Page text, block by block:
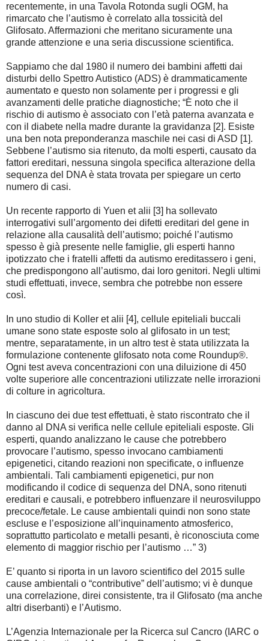
recentemente, in una Tavola Rotonda sugli OGM, ha
rimarcato che l’autismo è correlato alla tossicità del
Glifosato. Affermazioni che meritano sicuramente una
grande attenzione e una seria discussione scientifica.
Sappiamo che dal 1980 il numero dei bambini affetti dai
disturbi dello Spettro Autistico (ADS) è drammaticamente
aumentato e questo non solamente per i progressi e gli
avanzamenti delle pratiche diagnostiche; “È noto che il
rischio di autismo è associato con l’età paterna avanzata e
con il diabete nella madre durante la gravidanza [2]. Esiste
una ben nota preponderanza maschile nei casi di ASD [1].
Sebbene l’autismo sia ritenuto, da molti esperti, causato da
fattori ereditari, nessuna singola specifica alterazione della
sequenza del DNA è stata trovata per spiegare un certo
numero di casi.
Un recente rapporto di Yuen et alii [3] ha sollevato
interrogativi sull’argomento dei difetti ereditari del gene in
relazione alla causalità dell’autismo; poiché l’autismo
spesso è già presente nelle famiglie, gli esperti hanno
ipotizzato che i fratelli affetti da autismo ereditassero i geni,
che predispongono all’autismo, dai loro genitori. Negli ultimi
studi effettuati, invece, sembra che potrebbe non essere
così.
In uno studio di Koller et alii [4], cellule epiteliali buccali
umane sono state esposte solo al glifosato in un test;
mentre, separatamente, in un altro test è stata utilizzata la
formulazione contenente glifosato nota come Roundup®.
Ogni test aveva concentrazioni con una diluizione di 450
volte superiore alle concentrazioni utilizzate nelle irrorazioni
di colture in agricoltura.
In ciascuno dei due test effettuati, è stato riscontrato che il
danno al DNA si verifica nelle cellule epiteliali esposte. Gli
esperti, quando analizzano le cause che potrebbero
provocare l’autismo, spesso invocano cambiamenti
epigenetici, citando reazioni non specificate, o influenze
ambientali. Tali cambiamenti epigenetici, pur non
modificando il codice di sequenza del DNA, sono ritenuti
ereditari e causali, e potrebbero influenzare il neurosviluppo
precoce/fetale. Le cause ambientali quindi non sono state
escluse e l’esposizione all’inquinamento atmosferico,
soprattutto particolato e metalli pesanti, è riconosciuta come
elemento di maggior rischio per l’autismo …” 3)
E’ quanto si riporta in un lavoro scientifico del 2015 sulle
cause ambientali o “contributive” dell’autismo; vi è dunque
una correlazione, direi consistente, tra il Glifosato (ma anche
altri diserbanti) e l’Autismo.
L’Agenzia Internazionale per la Ricerca sul Cancro (IARC o